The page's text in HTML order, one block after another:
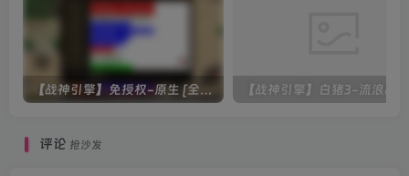
【战神引擎】免授权-原生 [全屏自动拾取] 插件 + 配置教程（更新修复版，具体自测）
评论 抢沙发